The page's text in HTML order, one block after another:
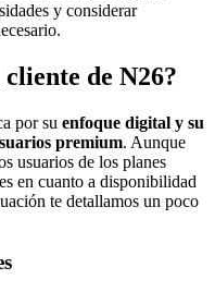
y considerar
de N26?
por su enfoque digital y su
premium. Aunque
usuarios de los planes
en cuanto a disponibilidad
te detallamos un poco